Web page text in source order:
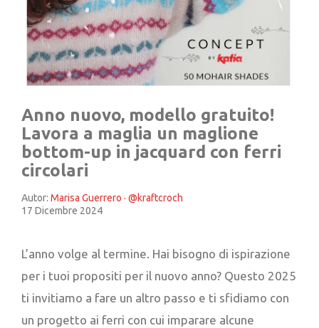
Anno nuovo, modello gratuito!
Lavora a maglia un maglione
bottom-up in jacquard con ferri
circolari
Autor: Marisa Guerrero · @kraftcroch
17 Dicembre 2024
L’anno volge al termine. Hai bisogno di ispirazione
per i tuoi propositi per il nuovo anno? Questo 2025
ti invitiamo a fare un altro passo e ti sfidiamo con
un progetto ai ferri con cui imparare alcune